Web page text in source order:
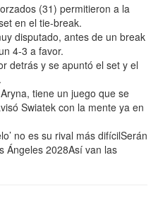
(31) permitieron a la
en el tie-break.
disputado, antes de un break
4-3 a favor.
detrás y se apuntó el set y el
tiene un juego que se
Swiatek con la mente ya en
no es su rival más difícilSerán
Ángeles 2028Así van las